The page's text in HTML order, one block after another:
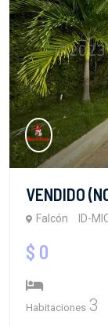
VENDIDO
Falcón ID-
$ 0
Habitaciones 3